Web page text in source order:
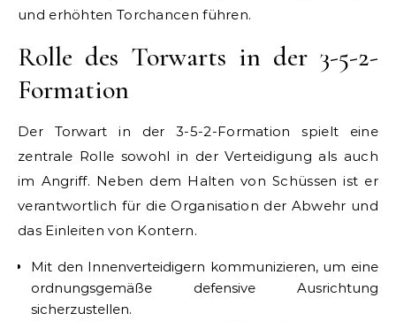
und erhöhten Torchancen führen.
Rolle des Torwarts in der 3-5-2-
Formation
Der Torwart in der 3-5-2-Formation spielt eine
zentrale Rolle sowohl in der Verteidigung als auch
im Angriff. Neben dem Halten von Schüssen ist er
verantwortlich für die Organisation der Abwehr und
das Einleiten von Kontern.
Mit den Innenverteidigern kommunizieren, um eine
ordnungsgemäße defensive Ausrichtung
sicherzustellen.